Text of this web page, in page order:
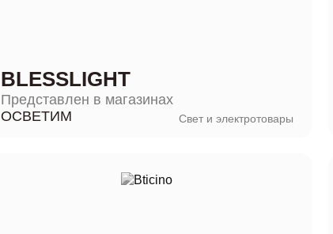
BLESSLIGHT
Представлен в магазинах
ОСВЕТИМ
Свет и электротовары